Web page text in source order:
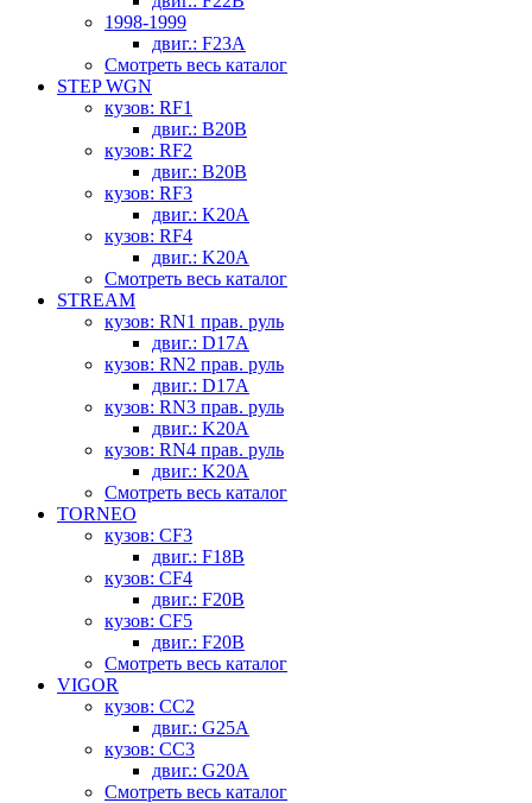
1998-1999
двиг.: F23A
Смотреть весь каталог
STEP WGN
кузов: RF1
двиг.: B20B
кузов: RF2
двиг.: B20B
кузов: RF3
двиг.: K20A
кузов: RF4
двиг.: K20A
Смотреть весь каталог
STREAM
кузов: RN1 прав. руль
двиг.: D17A
кузов: RN2 прав. руль
двиг.: D17A
кузов: RN3 прав. руль
двиг.: K20A
кузов: RN4 прав. руль
двиг.: K20A
Смотреть весь каталог
TORNEO
кузов: CF3
двиг.: F18B
кузов: CF4
двиг.: F20B
кузов: CF5
двиг.: F20B
Смотреть весь каталог
VIGOR
кузов: CC2
двиг.: G25A
кузов: CC3
двиг.: G20A
Смотреть весь каталог